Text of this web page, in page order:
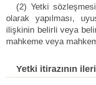
(2) Yetki
olarak yapılması,
ilişkinin belirli veya
mahkeme veya
Yetki itirazının